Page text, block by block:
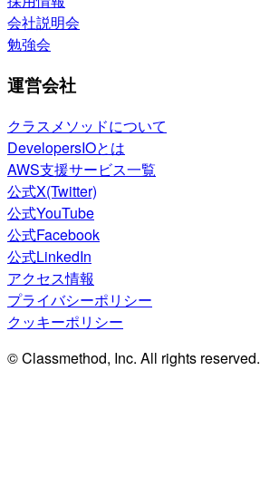
会社説明会
勉強会
運営会社
クラスメソッドについて
DevelopersIOとは
AWS支援サービス一覧
公式X(Twitter)
公式YouTube
公式Facebook
公式LinkedIn
アクセス情報
プライバシーポリシー
クッキーポリシー
© Classmethod, Inc. All rights reserved.